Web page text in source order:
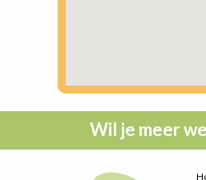
Wil je meer